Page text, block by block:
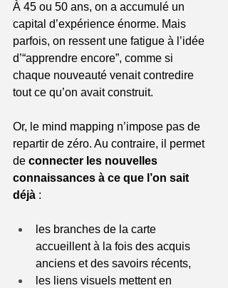
À 45 ou 50 ans, on a accumulé un
capital d’expérience énorme. Mais
parfois, on ressent une fatigue à l’idée
d’“apprendre encore”, comme si
chaque nouveauté venait contredire
tout ce qu’on avait construit.
Or, le mind mapping n’impose pas de
repartir de zéro. Au contraire, il permet
de connecter les nouvelles
connaissances à ce que l’on sait
déjà :
les branches de la carte
accueillent à la fois des acquis
anciens et des savoirs récents,
les liens visuels mettent en